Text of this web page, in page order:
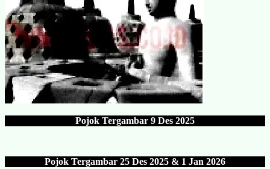
Pojok Tergambar 9 Des 2025
Pojok Tergambar 25 Des 2025 & 1 Jan 2026